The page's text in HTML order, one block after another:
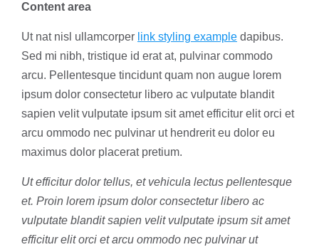
Content area
Ut nat nisl ullamcorper link styling example dapibus.
Sed mi nibh, tristique id erat at, pulvinar commodo
arcu. Pellentesque tincidunt quam non augue lorem
ipsum dolor consectetur libero ac vulputate blandit
sapien velit vulputate ipsum sit amet efficitur elit orci et
arcu ommodo nec pulvinar ut hendrerit eu dolor eu
maximus dolor placerat pretium.
Ut efficitur dolor tellus, et vehicula lectus pellentesque
et. Proin lorem ipsum dolor consectetur libero ac
vulputate blandit sapien velit vulputate ipsum sit amet
efficitur elit orci et arcu ommodo nec pulvinar ut